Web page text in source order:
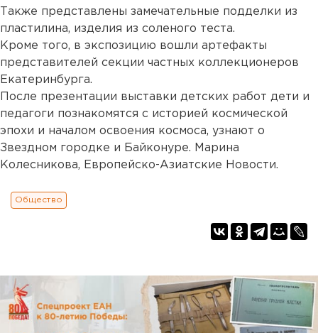
Также представлены замечательные подделки из
пластилина, изделия из соленого теста.
Кроме того, в экспозицию вошли артефакты
представителей секции частных коллекционеров
Екатеринбурга.
После презентации выставки детских работ дети и
педагоги познакомятся с историей космической
эпохи и началом освоения космоса, узнают о
Звездном городке и Байконуре. Марина
Колесникова, Европейско-Азиатские Новости.
Общество